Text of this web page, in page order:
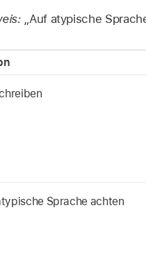
„Auf atypische
Sprache achten